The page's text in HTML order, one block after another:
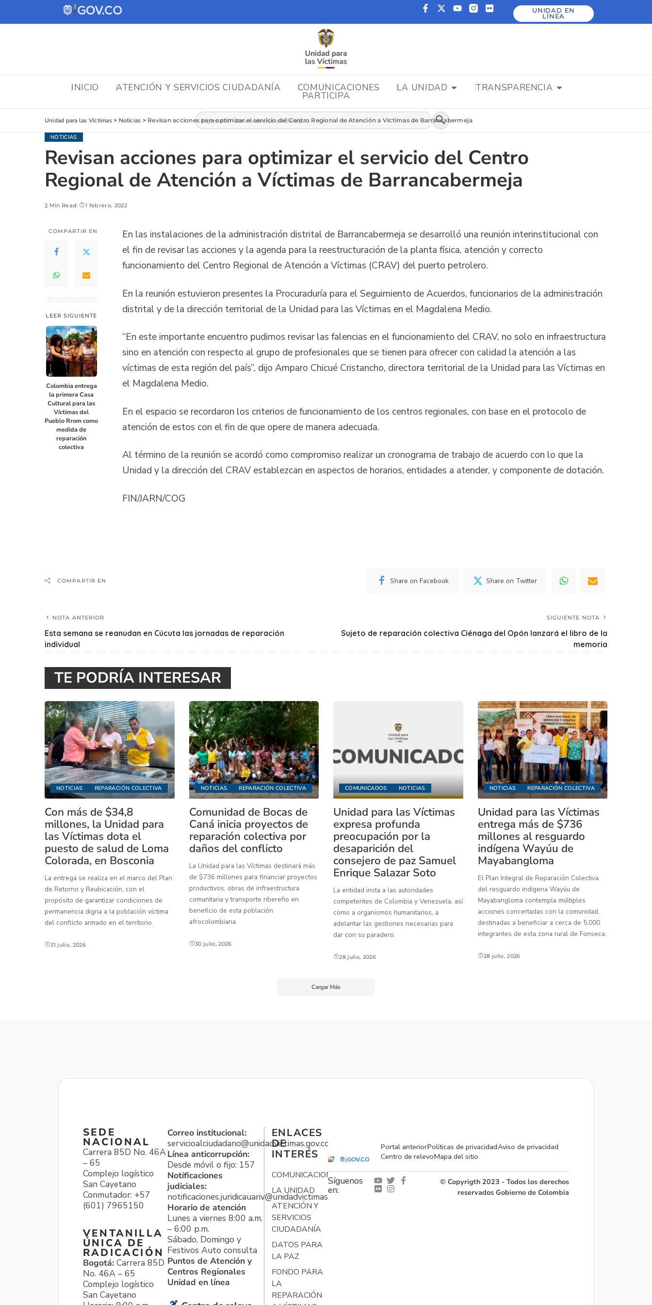
UNIDAD EN
LÍNEA
INICIO ATENCIÓN Y SERVICIOS CIUDADANÍA COMUNICACIONES LA UNIDAD TRANSPARENCIA
PARTICIPA
Buscar: Botón de búsqueda
Unidad para las Víctimas> Noticias > Revisan acciones para optimizar el servicio del Centro Regional de Atención a Víctimas de Barrancabermeja
NOTICIAS
Revisan acciones para optimizar el servicio del Centro
Regional de Atención a Víctimas de Barrancabermeja
2 Min Read 1 febrero, 2022
COMPARTIR EN
LEER SIGUIENTE
Colombia entrega
la primera Casa
Cultural para las
Víctimas del
Pueblo Rrom como
medida de
reparación
colectiva
En las instalaciones de la administración distrital de Barrancabermeja se desarrolló una reunión interinstitucional con
el fin de revisar las acciones y la agenda para la reestructuración de la planta física, atención y correcto
funcionamiento del Centro Regional de Atención a Víctimas (CRAV) del puerto petrolero.
En la reunión estuvieron presentes la Procuraduría para el Seguimiento de Acuerdos, funcionarios de la administración
distrital y de la dirección territorial de la Unidad para las Víctimas en el Magdalena Medio.
“En este importante encuentro pudimos revisar las falencias en el funcionamiento del CRAV, no solo en infraestructura
sino en atención con respecto al grupo de profesionales que se tienen para ofrecer con calidad la atención a las
víctimas de esta región del país”, dijo Amparo Chicué Cristancho, directora territorial de la Unidad para las Víctimas en
el Magdalena Medio.
En el espacio se recordaron los criterios de funcionamiento de los centros regionales, con base en el protocolo de
atención de estos con el fin de que opere de manera adecuada.
Al término de la reunión se acordó como compromiso realizar un cronograma de trabajo de acuerdo con lo que la
Unidad y la dirección del CRAV establezcan en aspectos de horarios, entidades a atender, y componente de dotación.
FIN/JARN/COG
COMPARTIR EN Share on Facebook Share on Twitter
NOTA ANTERIOR
Esta semana se reanudan en Cúcuta las jornadas de reparación
individual
SIGUIENTE NOTA
Sujeto de reparación colectiva Ciénaga del Opón lanzará el libro de la
memoria
TE PODRÍA INTERESAR
NOTICIAS REPARACIÓN COLECTIVA
Con más de $34,8
millones, la Unidad para
las Víctimas dota el
puesto de salud de Loma
Colorada, en Bosconia
La entrega se realiza en el marco del Plan
de Retorno y Reubicación, con el
propósito de garantizar condiciones de
permanencia digna a la población víctima
del conflicto armado en el territorio.
31 julio, 2026
NOTICIAS REPARACIÓN COLECTIVA
Comunidad de Bocas de
Caná inicia proyectos de
reparación colectiva por
daños del conflicto
La Unidad para las Víctimas destinará más
de $736 millones para financiar proyectos
productivos, obras de infraestructura
comunitaria y transporte ribereño en
beneficio de esta población
afrocolombiana.
30 julio, 2026
COMUNICADOS NOTICIAS
Unidad para las Víctimas
expresa profunda
preocupación por la
desaparición del
consejero de paz Samuel
Enrique Salazar Soto
La entidad insta a las autoridades
competentes de Colombia y Venezuela, así
como a organismos humanitarios, a
adelantar las gestiones necesarias para
dar con su paradero.
28 julio, 2026
NOTICIAS REPARACIÓN COLECTIVA
Unidad para las Víctimas
entrega más de $736
millones al resguardo
indígena Wayúu de
Mayabangloma
El Plan Integral de Reparación Colectiva
del resguardo indígena Wayúu de
Mayabangloma contempla múltiples
acciones concertadas con la comunidad,
destinadas a beneficiar a cerca de 5.000
integrantes de esta zona rural de Fonseca.
28 julio, 2026
Cargar Más
SEDE
NACIONAL
Carrera 85D No. 46A
– 65
Complejo logístico
San Cayetano
Conmutador: +57
(601) 7965150
VENTANILLA
ÚNICA DE
RADICACIÓN
Bogotá: Carrera 85D
No. 46A – 65
Complejo logístico
San Cayetano
Correo institucional:
servicioalciudadano@unidadvictimas.gov.co
Línea anticorrupción:
Desde móvil o fijo: 157
Notificaciones
judiciales:
notificaciones.juridicauariv@unidadvictimas.gov.co
Horario de atención
Lunes a viernes 8:00 a.m.
– 6:00 p.m.
Sábado, Domingo y
Festivos Auto consulta
Puntos de Atención y
Centros Regionales
Unidad en línea
ENLACES
DE
INTERÉS
COMUNICACIONES
LA UNIDAD
ATENCIÓN Y
SERVICIOS
CIUDADANÍA
DATOS PARA
LA PAZ
FONDO PARA
LA
REPARACIÓN
Portal anteriorPolíticas de privacidadAviso de privacidad
Centro de relevoMapa del sitio
Síguenos
en:
© Copyrigth 2023 - Todos los derechos
reservados Gobierno de Colombia